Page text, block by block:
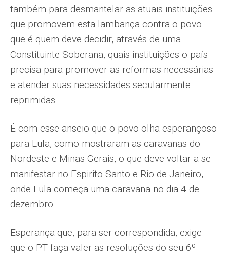
também para desmantelar as atuais instituições
que promovem esta lambança contra o povo
que é quem deve decidir, através de uma
Constituinte Soberana, quais instituições o país
precisa para promover as reformas necessárias
e atender suas necessi­dades secularmente
reprimidas.
É com esse anseio que o povo olha esperan­çoso
para Lula, como mostraram as caravanas do
Nordeste e Minas Gerais, o que deve voltar a se
manifestar no Espirito Santo e Rio de Janeiro,
onde Lula começa uma caravana no dia 4 de
dezembro.
Esperança que, para ser correspondida, exige
que o PT faça valer as resoluções do seu 6º